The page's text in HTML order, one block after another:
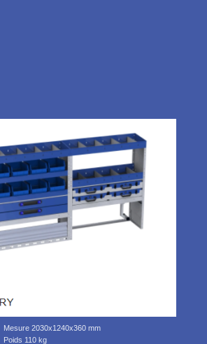
Mesure 2030x1240x360 mm
Poids 110 kg